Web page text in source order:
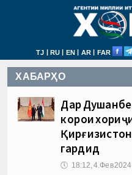
TJ | RU | EN | AR | FAR
ХАБАРҲО
Дар
корҳои
гардид
🕔 18:12, 4.Фев 2024